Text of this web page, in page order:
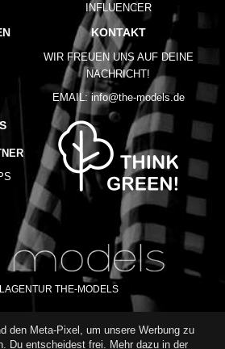
INFLUENCER
KONTAKT
WIR FREUEN UNS AUF DEINE
NACHRICHT!
EMAIL: info@the-models.de
THE-MODELS
AGB DATENSCHUTZ
den Meta-Pixel, um unsere Werbung zu
Du entscheidest frei. Mehr dazu in der